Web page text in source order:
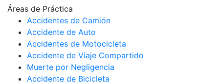
Áreas de Práctica
Accidentes de Camión
Accidente de Auto
Accidentes de Motocicleta
Accidente de Viaje Compartido
Muerte por Negligencia
Accidente de Bicicleta